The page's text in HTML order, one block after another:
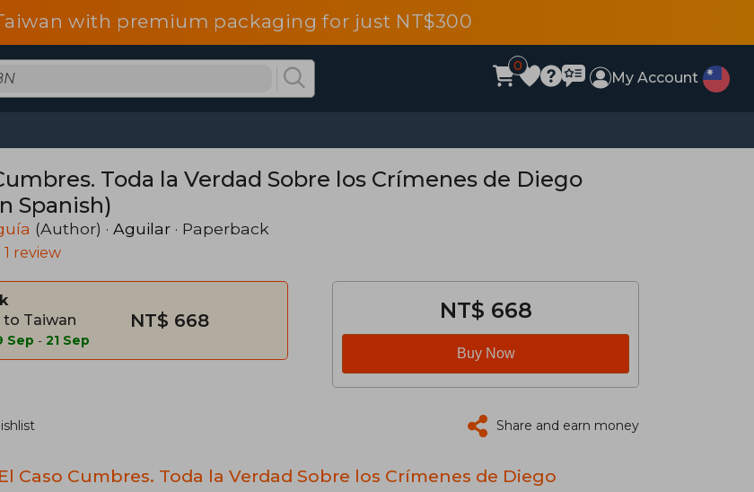
with premium packaging for just NT$300
0
My Account
Toda la Verdad Sobre los Crímenes de Diego
Spanish)
(Author) · Aguilar · Paperback
1 review
Taiwan
Sep - 21 Sep
NT$ 668 NT$ 668
Buy Now
Share and earn money
Caso Cumbres. Toda la Verdad Sobre los Crímenes de Diego